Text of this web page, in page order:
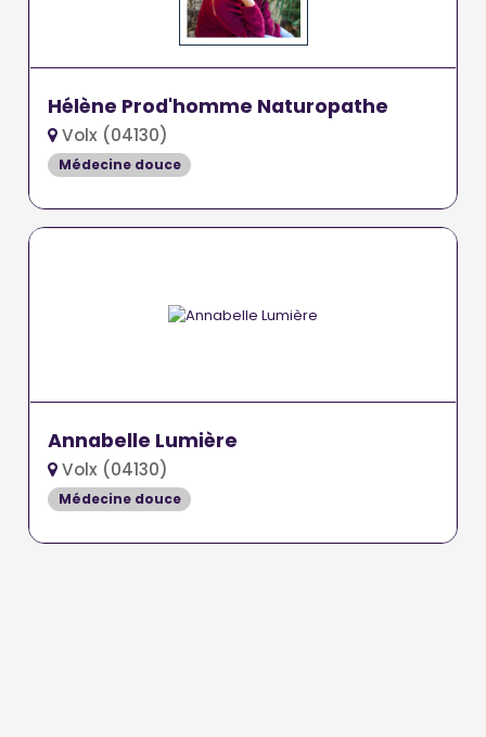
Hélène Prod'homme Naturopathe
Volx (04130)
Médecine douce
Annabelle Lumière
Volx (04130)
Médecine douce